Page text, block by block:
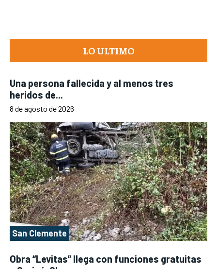
LO ULTIMO
Una persona fallecida y al menos tres
heridos de...
8 de agosto de 2026
San Clemente
Obra “Levitas” llega con funciones gratuitas